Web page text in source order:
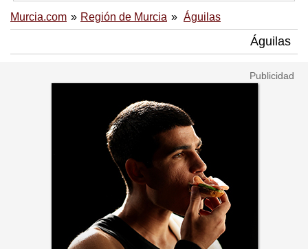
Murcia.com Región de Murcia Águilas
Águilas